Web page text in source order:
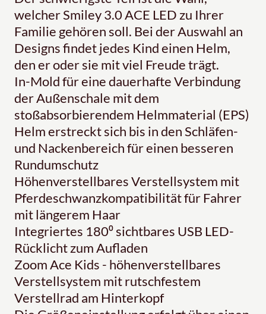
welcher Smiley 3.0 ACE LED zu Ihrer
Familie gehören soll. Bei der Auswahl an
Designs findet jedes Kind einen Helm,
den er oder sie mit viel Freude trägt.
In-Mold für eine dauerhafte Verbindung
der Außenschale mit dem
stoßabsorbierendem Helmmaterial (EPS)
Helm erstreckt sich bis in den Schläfen-
und Nackenbereich für einen besseren
Rundumschutz
Höhenverstellbares Verstellsystem mit
Pferdeschwanzkompatibilität für Fahrer
mit längerem Haar
Integriertes 180⁰ sichtbares USB LED-
Rücklicht zum Aufladen
Zoom Ace Kids - höhenverstellbares
Verstellsystem mit rutschfestem
Verstellrad am Hinterkopf